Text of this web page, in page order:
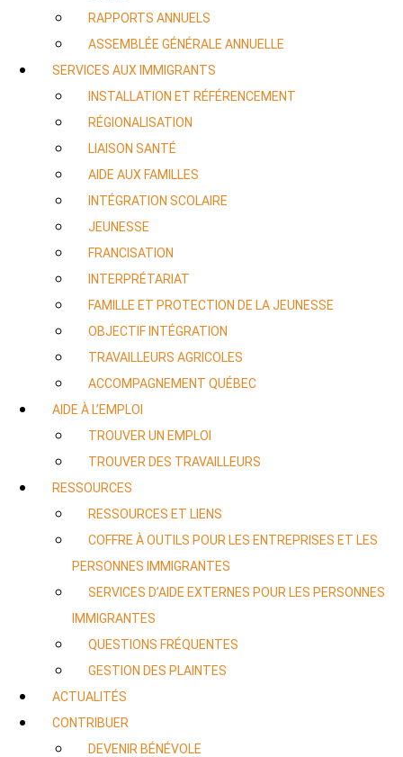
RAPPORTS ANNUELS
ASSEMBLÉE GÉNÉRALE ANNUELLE
SERVICES AUX IMMIGRANTS
INSTALLATION ET RÉFÉRENCEMENT
RÉGIONALISATION
LIAISON SANTÉ
AIDE AUX FAMILLES
INTÉGRATION SCOLAIRE
JEUNESSE
FRANCISATION
INTERPRÉTARIAT
FAMILLE ET PROTECTION DE LA JEUNESSE
OBJECTIF INTÉGRATION
TRAVAILLEURS AGRICOLES
ACCOMPAGNEMENT QUÉBEC
AIDE À L’EMPLOI
TROUVER UN EMPLOI
TROUVER DES TRAVAILLEURS
RESSOURCES
RESSOURCES ET LIENS
COFFRE À OUTILS POUR LES ENTREPRISES ET LES
PERSONNES IMMIGRANTES
SERVICES D’AIDE EXTERNES POUR LES PERSONNES
IMMIGRANTES
QUESTIONS FRÉQUENTES
GESTION DES PLAINTES
ACTUALITÉS
CONTRIBUER
DEVENIR BÉNÉVOLE